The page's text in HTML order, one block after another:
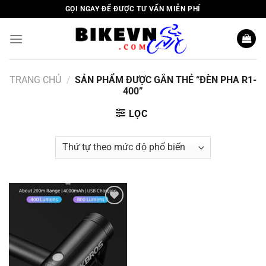
to
content
GỌI NGAY ĐỂ ĐƯỢC TƯ VẤN MIỄN PHÍ
TRANG CHỦ / SẢN PHẨM ĐƯỢC GẮN THẺ “ĐÈN PHA R1-
400”
LỌC
Add to
wishlist